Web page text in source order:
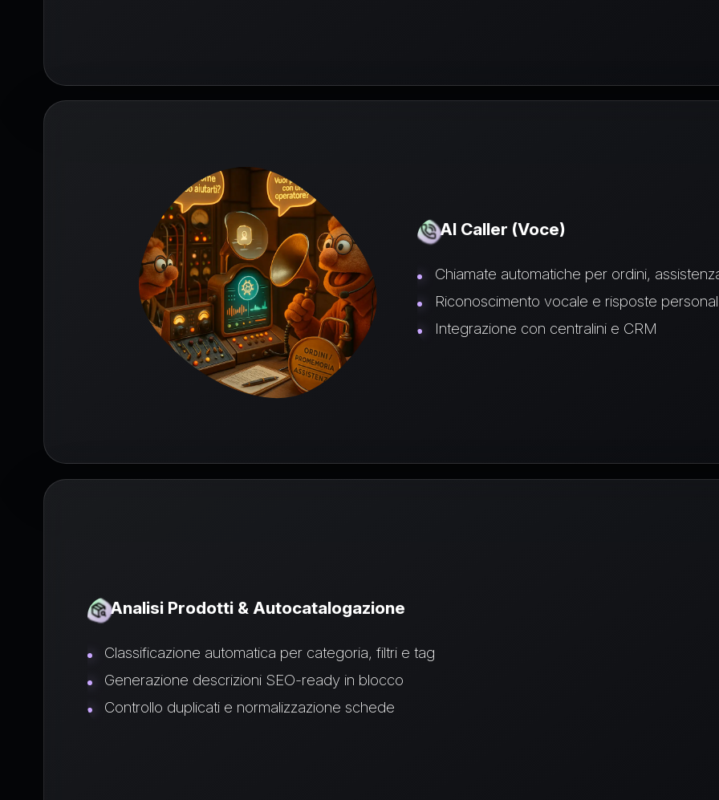
AI Caller (Voce)
Chiamate automatiche per ordini,
Riconoscimento vocale e risposte
Integrazione con centralini e CRM
Analisi Prodotti & Autocatalogazione
Classificazione automatica per categoria, filtri e tag
Generazione descrizioni SEO-ready in blocco
Controllo duplicati e normalizzazione schede